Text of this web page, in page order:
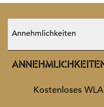
Annehmlichkeiten
Kostenloses